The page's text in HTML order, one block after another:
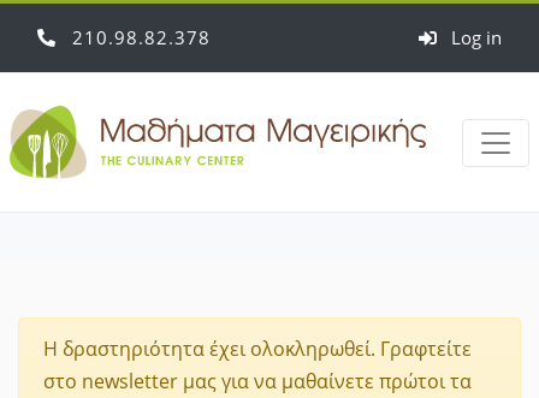
210 98 82 378 Log in
Η δραστηριότητα έχει ολοκληρωθεί. Γραφτείτε
στο newsletter μας για να μαθαίνετε πρώτοι τα